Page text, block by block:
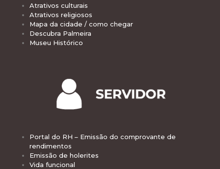
Atrativos culturais
Atrativos religiosos
Mapa da cidade / como chegar
Descubra Palmeira
Museu Histórico
Portal do RH – Emissão do comprovante de
rendimentos
Emissão de holerites
Vida funcional